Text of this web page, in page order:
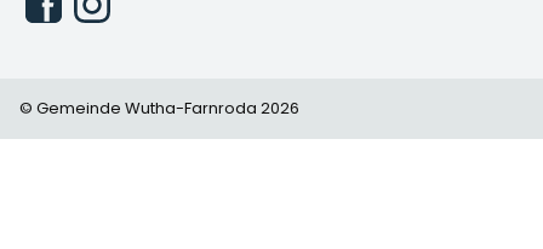
© Gemeinde Wutha-Farnroda 2026